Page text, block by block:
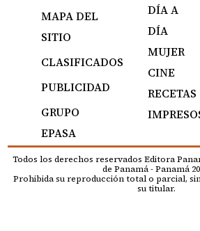
MAPA DEL
SITIO
CLASIFICADOS
PUBLICIDAD
GRUPO
EPASA
DÍA A
DÍA
MUJER
CINE
RECETAS
Todos los derechos reservados Editora
de Panamá - Panamá
Prohibida su reproducción total o parcial,
su titular.